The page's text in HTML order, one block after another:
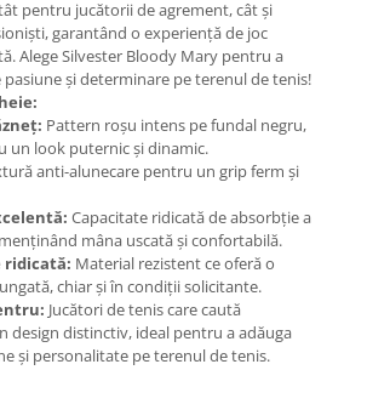
pentru jucătorii de agrement, cât și
garantând o experiență de joc
Alege Silvester Bloody Mary pentru a
și determinare pe terenul de tenis!
Pattern roșu intens pe fundal negru,
un look puternic și dinamic.
anti-alunecare pentru un grip ferm și
Capacitate ridicată de absorbție a
mâna uscată și confortabilă.
Material rezistent ce oferă o
chiar și în condiții solicitante.
Jucători de tenis care caută
design distinctiv, ideal pentru a adăuga
și personalitate pe terenul de tenis.